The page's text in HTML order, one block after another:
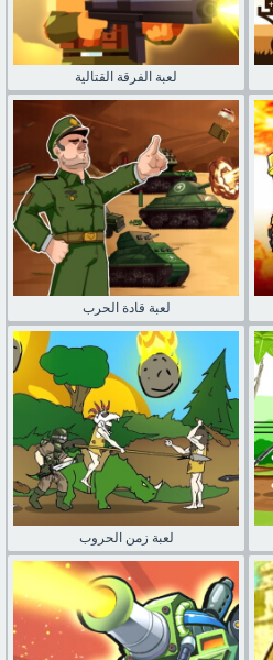
لعبة الفرقة القتالية
لعبة قادة الحرب
لعبة زمن الحروب